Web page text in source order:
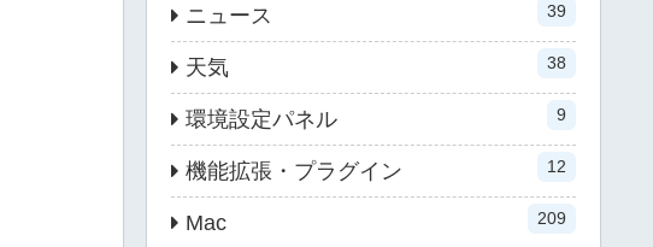
ニュース 39
天気 38
環境設定パネル 9
機能拡張・プラグイン 12
Mac 209